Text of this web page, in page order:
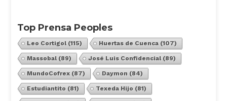
Top Prensa Peoples
Leo Cortigol(115) Huertas de Cuenca(107)
Massobal(89) José Luis Confidencial(89)
MundoCofrex(87) Daymon (84)
Estudiantito (81) Texeda Hijo (81)